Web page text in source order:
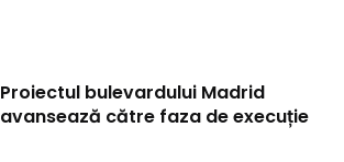
Proiectul bulevardului Madrid
avansează către faza de execuție